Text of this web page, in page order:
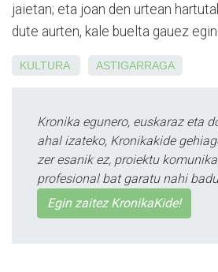
jaietan; eta joan den urtean
dute aurten, kale buelta gauez
KULTURA ASTIGARRAGA
Kronika egunero, euskaraz eta
ahal izateko, Kronikakide
zer esanik ez, proiektu
profesional bat garatu nahi
Egin zaitez KronikaKide!